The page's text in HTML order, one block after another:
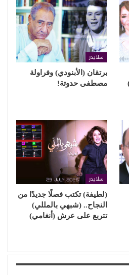
سلايدر
برتقان (الأبنودي) وفراولة
مصطفى حدوتة!
سلايدر
(لطيفة) تكتب فصلًا جديدًا من
النجاح.. (شبهي بالمللي)
تتربع على عرش (أنغامي)